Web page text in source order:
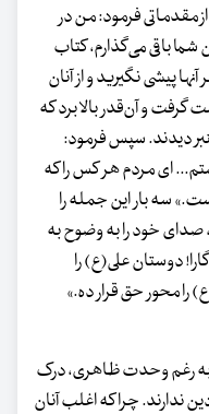
مقدماتی فرمود: من در
شما باقی می‌گذارم، کتاب
پیشی نگیرید و از آنان
و آن‌قدر بالا برد که
دیدند. سپس فرمود:
ای مردم هر کس را که
سه بار این جمله را
صدای خود را به وضوح به
دوستان علی‌(ع) را
محور حق قرار ده.»
به رغم وحدت ظاهری، درک
ندارند. چرا که اغلب آنان